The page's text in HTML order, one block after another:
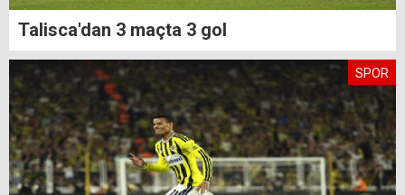
Talisca'dan 3 maçta 3 gol
SPOR